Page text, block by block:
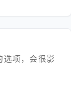
项，会很影